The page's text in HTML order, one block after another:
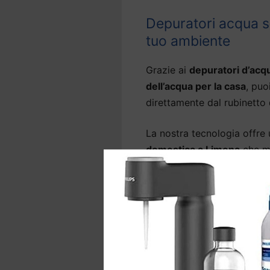
Depuratori acqua
tuo ambiente
Grazie ai depuratori
dell’acqua per la casa,
direttamente dal rubinetto
La nostra tecnologia offre
domestica a Limenache
rubinetto, rimuovendo
grado anche di abbattere
La gamma comprende